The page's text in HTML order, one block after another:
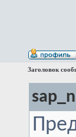
Заголовок